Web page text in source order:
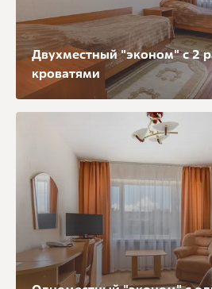
Двухместный "эконом" с 2
кроватями